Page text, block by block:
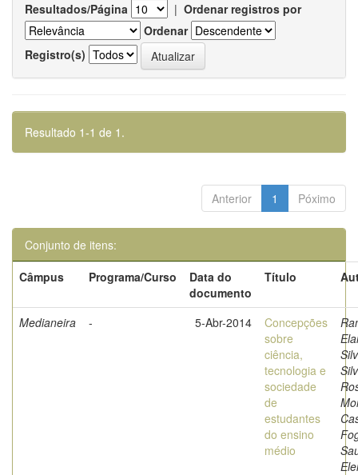
Resultados/Página | Ordenar registros por
Ordenar
Registro(s)
Resultado 1-1 de 1.
Anterior 1 Póximo
Conjunto de itens:
Câmpus
Programa/Curso
Data do
documento
Título
Medianeira - 5-Abr-2014
Concepções
sobre
ciência,
tecnologia e
sociedade
de
estudantes
do ensino
médio